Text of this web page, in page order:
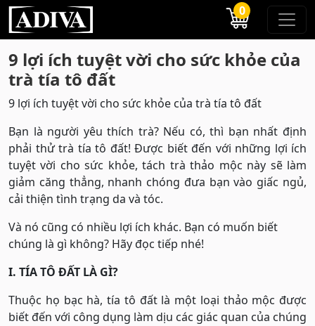
0
9 lợi ích tuyệt vời cho sức khỏe của
trà tía tô đất
9 lợi ích tuyệt vời cho sức khỏe của trà tía tô đất
Bạn là người yêu thích trà? Nếu có, thì bạn nhất định
phải thử trà tía tô đất! Được biết đến với những lợi ích
tuyệt vời cho sức khỏe, tách trà thảo mộc này sẽ làm
giảm căng thẳng, nhanh chóng đưa bạn vào giấc ngủ,
cải thiện tình trạng da và tóc.
Và nó cũng có nhiều lợi ích khác. Bạn có muốn biết
chúng là gì không? Hãy đọc tiếp nhé!
I. TÍA TÔ ĐẤT LÀ GÌ?
Thuộc họ bạc hà, tía tô đất là một loại thảo mộc được
biết đến với công dụng làm dịu các giác quan của chúng